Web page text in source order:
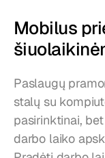
Mobilus
Paslaugų
stalų su
pasirinktinai,
darbo laiko